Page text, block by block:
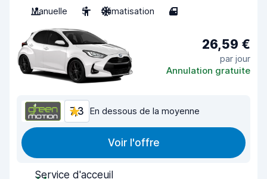
Manuelle
5 Climatisation 4
26,59 €
par jour
Annulation gratuite
7,3 En dessous de la moyenne
Voir l'offre
Service d'acceuil